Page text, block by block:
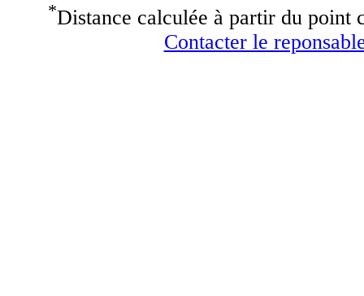
*Distance calculée à partir du point
Contacter le